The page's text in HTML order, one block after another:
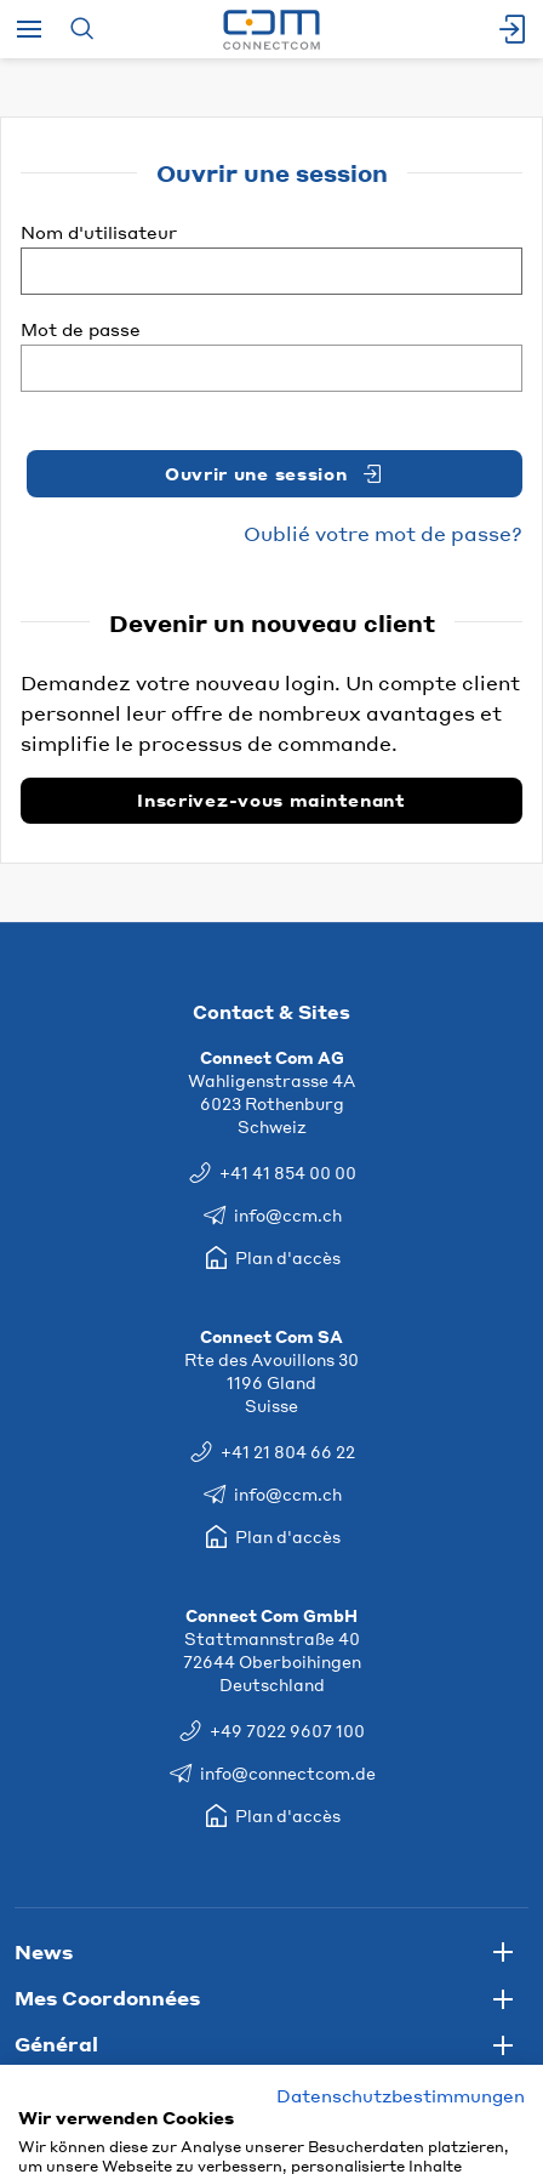
Ouvrir une session
Nom d'utilisateur
Mot de passe
Ouvrir une session
Oublié votre mot de passe?
Devenir un nouveau client
Demandez votre nouveau login. Un compte client
personnel leur offre de nombreux avantages et
simplifie le processus de commande.
Inscrivez-vous maintenant
Contact & Sites
Connect Com AG
Wahligenstrasse 4A
6023 Rothenburg
Schweiz
+41 41 854 00 00
info@ccm.ch
Plan d'accès
Connect Com SA
Rte des Avouillons 30
1196 Gland
Suisse
+41 21 804 66 22
info@ccm.ch
Plan d'accès
Connect Com GmbH
Stattmannstraße 40
72644 Oberboihingen
Deutschland
+49 7022 9607 100
info@connectcom.de
Plan d'accès
News
Mes Coordonnées
Général
Datenschutzbestimmungen
Wir verwenden Cookies
Wir können diese zur Analyse unserer Besucherdaten platzieren,
um unsere Webseite zu verbessern, personalisierte Inhalte